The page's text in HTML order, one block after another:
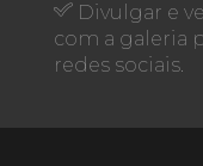
Divulgar e
com a galeria
redes sociais.